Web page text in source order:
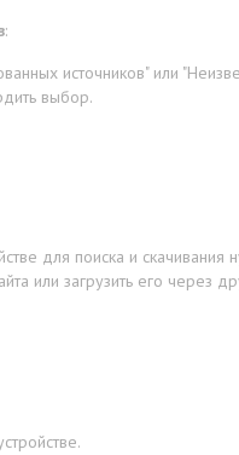
:
источников" или
выбор.
для поиска и скачивания
или загрузить его через